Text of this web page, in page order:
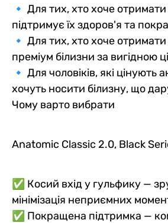
🔹 Для тих, хто хоче
підтримує їх здоров'я та
🔹 Для тих, хто хоче
преміум білизни за вигідною
🔹 Для чоловіків, які цінують
хочуть носити білизну, що
Чому варто вибрати
Anatomic Classic 2.0, Black
✅ Косий вхід у гульфику —
мінімізація неприємних
✅ Покращена підтримка —